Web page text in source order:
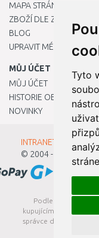
Tyto
MAPA STRÁNKY
ZBOŽÍ DLE ZNAČEK
BLOG
UPRAVIT MÉ
MŮJ ÚČET
MŮJ ÚČET
HISTORIE OBJEDNÁVEK
NOVINKY
INTRANET -
© 2004 - 2026
Podle zákona o
kupujícímu účtenku.
správce daně online; v